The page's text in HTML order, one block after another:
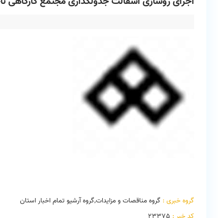
گروه خبری : گروه مناقصات و مزایدات,گروه آرشیو تمام اخبار استان